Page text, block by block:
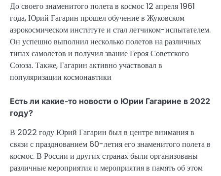
До своего знаменитого полета в космос 12 апреля 1961
года, Юрий Гагарин прошел обучение в Жуковском
аэрокосмическом институте и стал летчиком-испытателем.
Он успешно выполнил несколько полетов на различных
типах самолетов и получил звание Героя Советского
Союза. Также, Гагарин активно участвовал в
популяризации космонавтики
Есть ли какие-то новости о Юрии Гагарине в 2022
году?
В 2022 году Юрий Гагарин был в центре внимания в
связи с празднованием 60-летия его знаменитого полета в
космос. В России и других странах были организованы
различные мероприятия и мероприятия в память об этом